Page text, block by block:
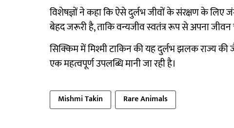
विशेषज्ञों ने कहा कि ऐसे दुर्लभ जीवों के संरक्षण के
बेहद जरूरी है, ताकि वन्यजीव स्वतंत्र रूप से अपना
सिक्किम में मिश्मी टाकिन की यह दुर्लभ झलक राज्य की
एक महत्वपूर्ण उपलब्धि मानी जा रही है।
Mishmi Takin Rare Animals